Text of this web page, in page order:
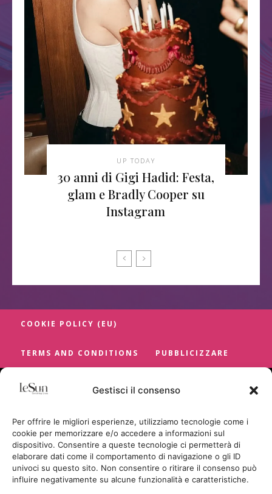
Gestisci il consenso
Per offrire le migliori esperienze, utilizziamo tecnologie come i
cookie per memorizzare e/o accedere a informazioni sul
dispositivo. Consentire a queste tecnologie ci permetterà di
elaborare dati come il comportamento di navigazione o gli ID
univoci su questo sito. Non consentire o ritirare il consenso può
influire negativamente su alcune funzionalità e caratteristiche.
UP TODAY
30 anni di Gigi Hadid: Festa,
glam e Bradly Cooper su
Instagram
COOKIE POLICY (EU)
TERMS AND CONDITIONS PUBBLICIZZARE